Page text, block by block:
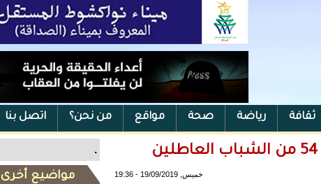
ثقافة رياضة صحة مواقع من نحن؟ اتصل بنا
.
مواضيع أخرى خميس, 19/09/2019 - 19:36